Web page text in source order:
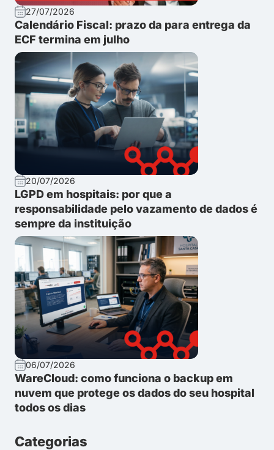
27/07/2026
Calendário Fiscal: prazo da para entrega da
ECF termina em julho
20/07/2026
LGPD em hospitais: por que a
responsabilidade pelo vazamento de dados é
sempre da instituição
06/07/2026
WareCloud: como funciona o backup em
nuvem que protege os dados do seu hospital
todos os dias
Categorias